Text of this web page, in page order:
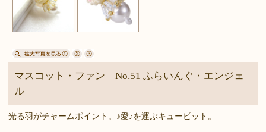
マスコット・ファン No.51 ふらいんぐ・エンジェ
ル
光る羽がチャームポイント。♪愛♪を運ぶキューピット。